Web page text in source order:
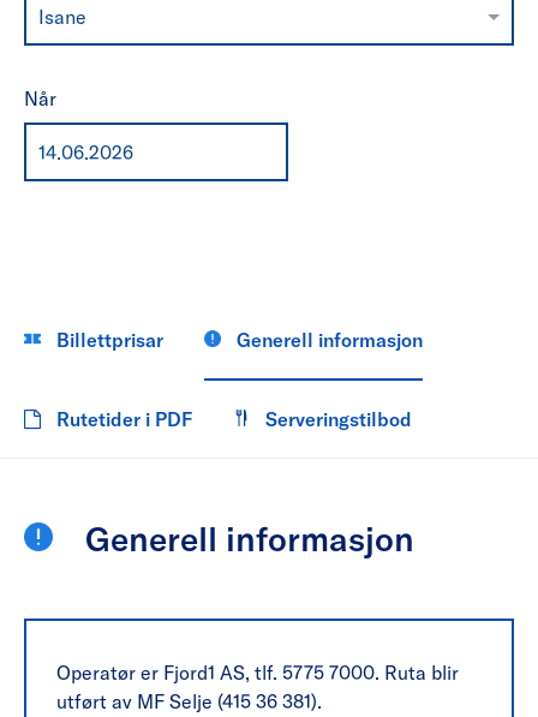
Isane
Når
Billettprisar Generell informasjon
Rutetider i PDF Serveringstilbod
Generell informasjon
Operatør er Fjord1 AS, tlf. 5775 7000. Ruta blir
utført av MF Selje (415 36 381).